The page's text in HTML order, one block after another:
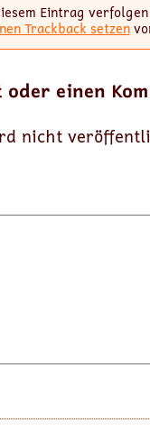
Eintrag
Trackback setzen
einen
nicht